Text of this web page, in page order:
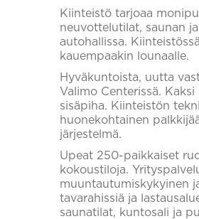
Kiinteistö tarjoaa
neuvottelutilat, saunan
autohallissa.
kauempaakin lounaalle.
Hyväkuntoista, uutta
Valimo Centerissä.
sisäpiha. Kiinteistön
huonekohtainen
järjestelmä.
Upeat 250-paikkaiset
kokoustiloja.
muuntautumiskykyinen
tavarahissiä ja
saunatilat, kuntosali ja